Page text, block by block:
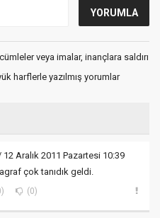
veya imalar, inançlara saldırı
harflerle yazılmış yorumlar
12 Aralık 2011 Pazartesi 10:39
çok tanıdık geldi.
(0)